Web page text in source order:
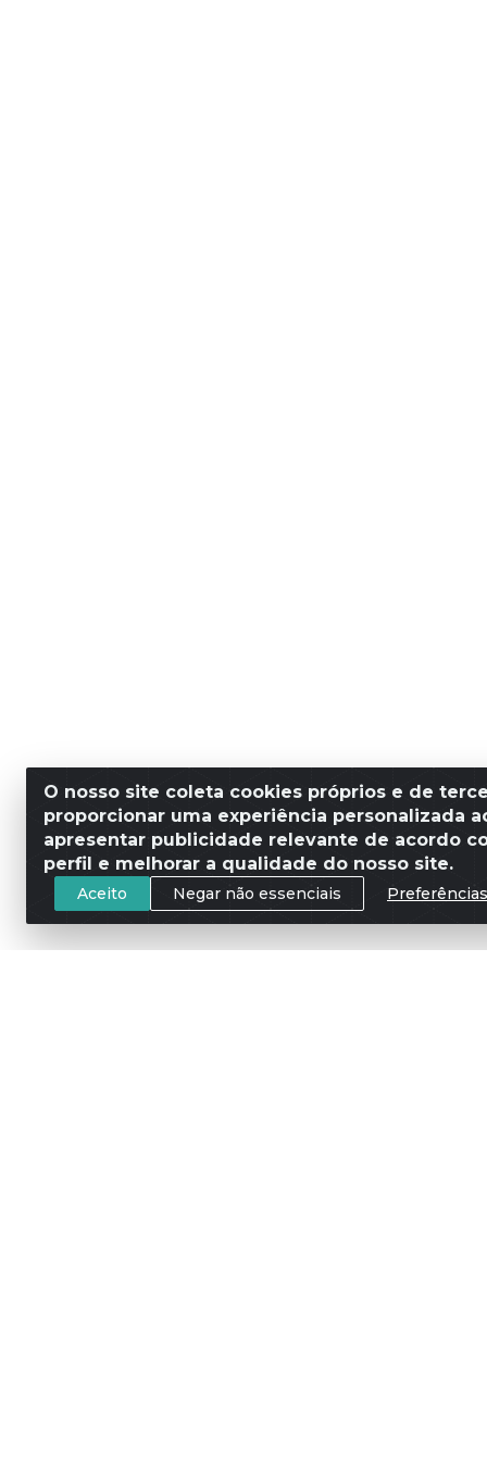
O nosso site coleta cookies próprios e de
proporcionar uma experiência personalizada
apresentar publicidade relevante de acordo
perfil e melhorar a qualidade do nosso site.
Aceito Negar não essenciais